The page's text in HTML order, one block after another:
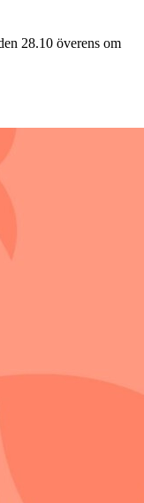
28.10 överens om